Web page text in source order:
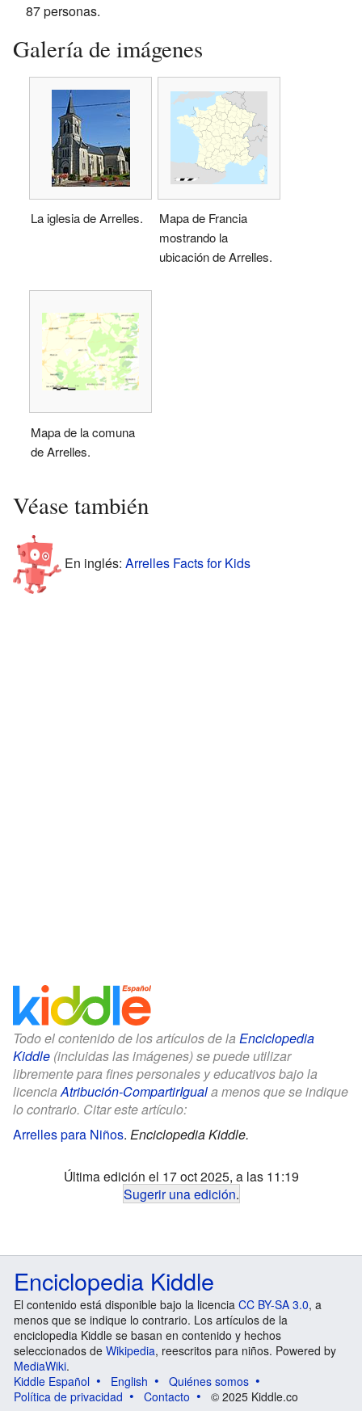
87 personas.
Galería de imágenes
La iglesia de Arrelles.
Mapa de Francia
mostrando la
ubicación de Arrelles.
Mapa de la comuna
de Arrelles.
Véase también
En inglés: Arrelles Facts for Kids
Todo el contenido de los artículos de la Enciclopedia
Kiddle (incluidas las imágenes) se puede utilizar
libremente para fines personales y educativos bajo la
licenciaAtribución-CompartirIguala menos que se indique
lo contrario. Citar este artículo:
Arrelles para Niños. Enciclopedia Kiddle.
Última edición el 17 oct 2025, a las 11:19
Sugerir una edición.
Enciclopedia Kiddle
El contenido está disponible bajo la licencia CC BY-SA 3.0, a
menos que se indique lo contrario. Los artículos de la
enciclopedia Kiddle se basan en contenido y hechos
seleccionados de Wikipedia, reescritos para niños. Powered by
MediaWiki.
Kiddle Español
English
Quiénes somos
Política de privacidad
Contacto © 2025 Kiddle.co